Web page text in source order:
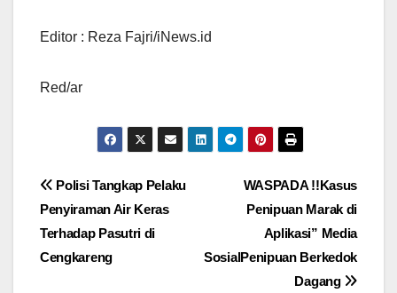
Editor : Reza Fajri/iNews.id
Red/ar
Navigasi
pos
WASPADA !!Kasus
Penipuan Marak di
Aplikasi” Media
SosialPenipuan Berkedok
Dagang
Polisi Tangkap Pelaku
Penyiraman Air Keras
Terhadap Pasutri di
Cengkareng